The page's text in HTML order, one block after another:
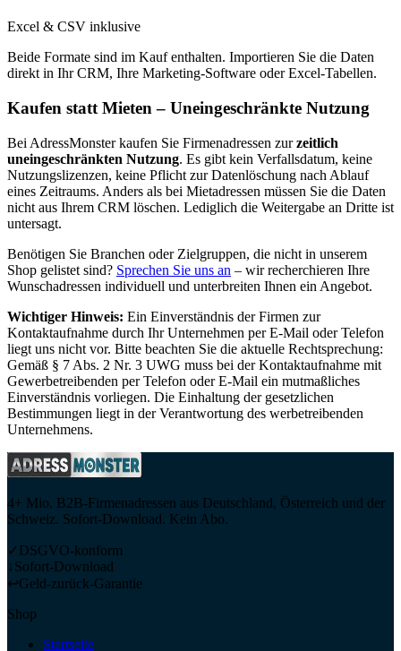
Excel & CSV inklusive
Beide Formate sind im Kauf enthalten. Importieren Sie die Daten
direkt in Ihr CRM, Ihre Marketing-Software oder Excel-Tabellen.
Kaufen statt Mieten – Uneingeschränkte Nutzung
Bei AdressMonster kaufen Sie Firmenadressen zur zeitlich
uneingeschränkten Nutzung. Es gibt kein Verfallsdatum, keine
Nutzungslizenzen, keine Pflicht zur Datenlöschung nach Ablauf
eines Zeitraums. Anders als bei Mietadressen müssen Sie die Daten
nicht aus Ihrem CRM löschen. Lediglich die Weitergabe an Dritte ist
untersagt.
Benötigen Sie Branchen oder Zielgruppen, die nicht in unserem
Shop gelistet sind? Sprechen Sie uns an – wir recherchieren Ihre
Wunschadressen individuell und unterbreiten Ihnen ein Angebot.
Wichtiger Hinweis: Ein Einverständnis der Firmen zur
Kontaktaufnahme durch Ihr Unternehmen per E-Mail oder Telefon
liegt uns nicht vor. Bitte beachten Sie die aktuelle Rechtsprechung:
Gemäß § 7 Abs. 2 Nr. 3 UWG muss bei der Kontaktaufnahme mit
Gewerbetreibenden per Telefon oder E-Mail ein mutmaßliches
Einverständnis vorliegen. Die Einhaltung der gesetzlichen
Bestimmungen liegt in der Verantwortung des werbetreibenden
Unternehmens.
4+ Mio. B2B-Firmenadressen aus Deutschland, Österreich und der
Schweiz. Sofort-Download. Kein Abo.
✓ DSGVO-konform
↓Sofort-Download
↩Geld-zurück-Garantie
Shop
Startseite